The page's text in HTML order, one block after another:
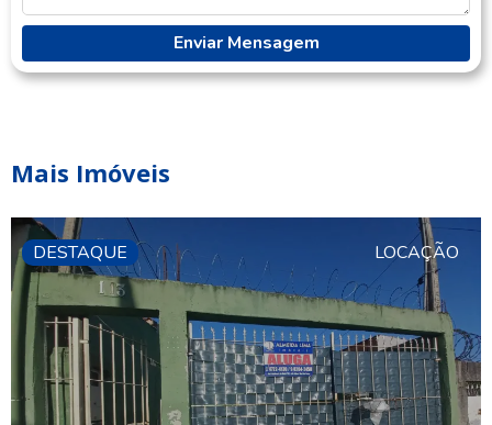
Enviar Mensagem
Mais Imóveis
DESTAQUE LOCAÇÃO